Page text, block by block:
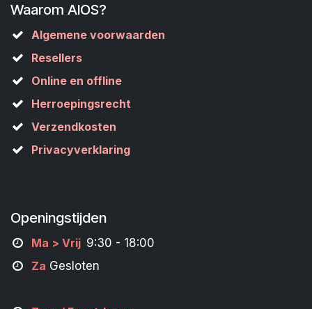
Waarom AIOS?
Algemene voorwaarden
Resellers
Online en offline
Herroepingsrecht
Verzendkosten
Privacyverklaring
Openingstijden
Ma > Vrij 9:30 - 18:00
Za Gesloten